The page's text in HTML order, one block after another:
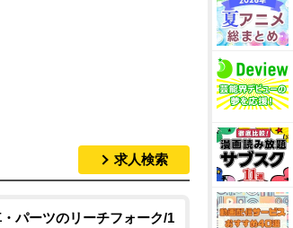
求人検索
・パーツのリーチフォーク/1